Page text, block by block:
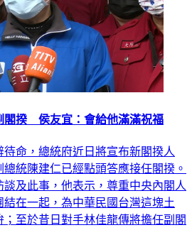
閣揆 侯友宜：會給他滿滿祝福
命，總統府近日將宣布新閣揆人
統陳建仁已經點頭答應接任閣揆。
及此事，他表示，尊重中央內閣人
在一起，為中華民國台灣這塊土
至於昔日對手林佳龍傳將擔任副閣